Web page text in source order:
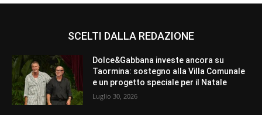
SCELTI DALLA REDAZIONE
Dolce&Gabbana investe ancora su
Taormina: sostegno alla Villa Comunale
e un progetto speciale per il Natale
Luglio 30, 2026